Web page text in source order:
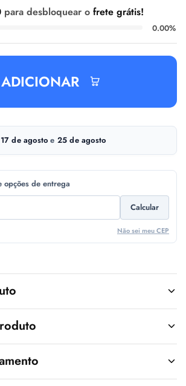
para desbloquear o frete grátis!
0.00%
ADICIONAR
17 de agosto e 25 de agosto
opções de entrega
Calcular
Não sei meu CEP